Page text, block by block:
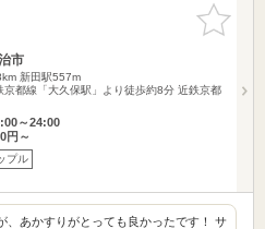
お気に入
りに追加
市
新田駅557m
京都線「大久保駅」より徒歩約8分 近鉄京都
～24:00
円～
プル
、あかすりがとっても良かったです！ サ